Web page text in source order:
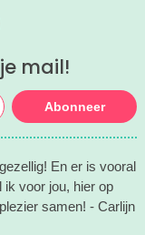
op Pinterest
ons
mail!
Abonneer
En er is vooral
ik voor jou, hier op
samen! - Carlijn